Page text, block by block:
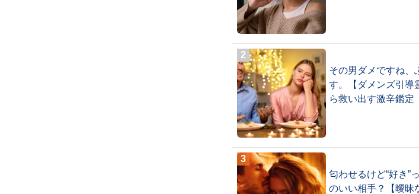
その男ダメですね、
す。【ダメンズ引導
ら救い出す激辛鑑定
匂わせるけど“好き”
のいい相手？【曖昧